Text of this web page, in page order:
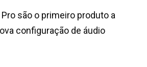
são o primeiro produto a
configuração de áudio